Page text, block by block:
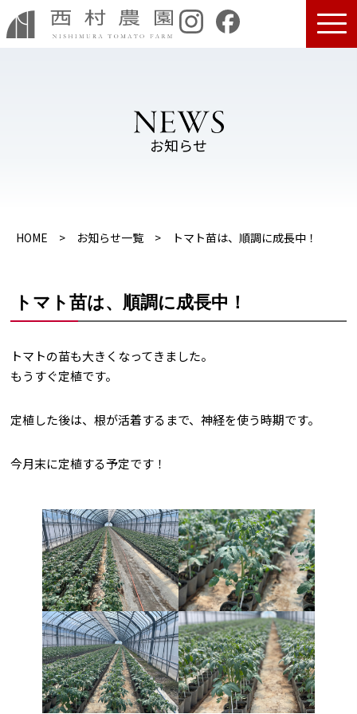
お知らせ
HOME > お知らせ一覧 > トマト苗は、順調に成長中！
トマト苗は、順調に成長中！
トマトの苗も大きくなってきました。
もうすぐ定植です。
定植した後は、根が活着するまで、神経を使う時期です。
今月末に定植する予定です！